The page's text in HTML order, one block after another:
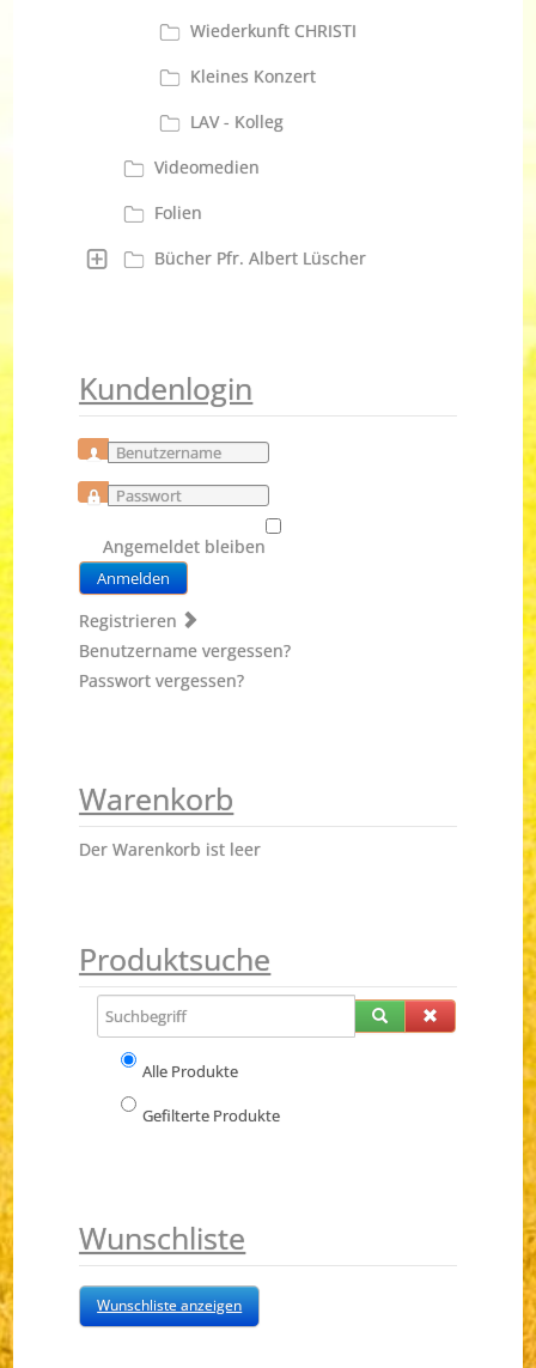
Wiederkunft CHRISTI
Kleines Konzert
LAV - Kolleg
Videomedien
Folien
Bücher Pfr. Albert Lüscher
Kundenlogin
Benutzername
Passwort
Angemeldet bleiben
Anmelden
Registrieren
Benutzername vergessen?
Passwort vergessen?
Warenkorb
Der Warenkorb ist leer
Produktsuche
Alle Produkte
Gefilterte Produkte
Wunschliste
Wunschliste anzeigen